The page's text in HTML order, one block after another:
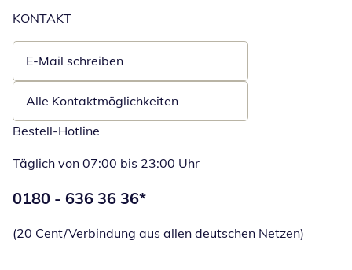
KONTAKT
E-Mail schreiben
Öffnet E-Mail-Client
Alle Kontaktmöglichkeiten
Bestell-Hotline
Täglich von 07:00 bis 23:00 Uhr
Telefonnummer:
0180 - 636 36 36*
(20 Cent/Verbindung aus allen deutschen Netzen)